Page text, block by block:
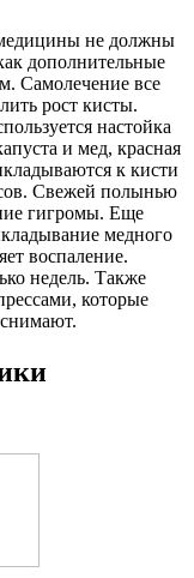
не должны
дополнительные
Самолечение все
рост кисты.
настойка
и мед, красная
к кисти
Свежей полынью
гигромы. Еще
медного
воспаление.
недель. Также
которые